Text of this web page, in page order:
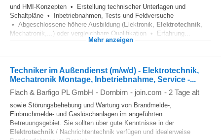
und HMI-Konzepten • Erstellung technischer Unterlagen und
Schaltpläne • Inbetriebnahmen, Tests und Feldversuche
• Abgeschlossene höhere Ausbildung (Elektronik, Elektrotechnik,
Mechatronik,...) oder vergleichbare Qualifikation • Erfahrung...
Mehr anzeigen
Techniker im Außendienst (m/w/d) - Elektrotechnik,
Mechatronik Montage, Inbetriebnahme, Service -...
Flach & Barfigo PL GmbH - Dornbirn - join.com - 2 Tage alt
sowie Störungsbehebung und Wartung von Brandmelde-,
Einbruchmelde- und Gaslöschanlagen im angeführten
Betreuungsgebiet. Sie sollten über gute Kenntnisse in der
Elektrotechnik / Nachrichtentechnik verfügen und idealerweise